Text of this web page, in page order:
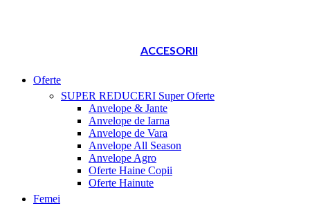
ACCESORII
Oferte
SUPER REDUCERI Super Oferte
Anvelope & Jante
Anvelope de Iarna
Anvelope de Vara
Anvelope All Season
Anvelope Agro
Oferte Haine Copii
Oferte Hainute
Femei